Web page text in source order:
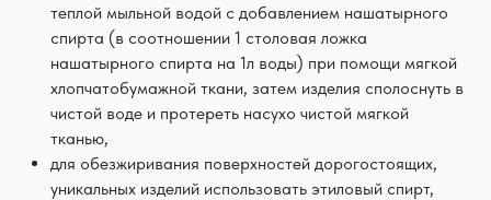
теплой мыльной водой с добавлением нашатырного
спирта (в соотношении 1 столовая ложка
нашатырного спирта на 1л воды) при помощи мягкой
хлопчатобумажной ткани, затем изделия сполоснуть в
чистой воде и протереть насухо чистой мягкой
тканью,
для обезжиривания поверхностей дорогостоящих,
уникальных изделий использовать этиловый спирт,